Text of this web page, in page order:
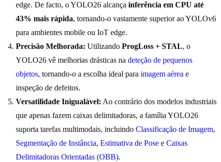
edge. De facto, o YOLO26 alcança inferência em CPU até
43% mais rápida, tornando-o vastamente superior ao YOLOv6
para ambientes mobile ou IoT edge.
Precisão Melhorada: Utilizando ProgLoss + STAL, o
YOLO26 vê melhorias drásticas na deteção de pequenos
objetos, tornando-o a escolha ideal para imagem aérea e
inspeção de defeitos.
Versatilidade Inigualável: Ao contrário dos modelos industriais
que apenas fazem caixas delimitadoras, a família YOLO26
suporta tarefas multimodais, incluindo Classificação de Imagem,
Segmentação de Instância, Estimativa de Pose e Caixas
Delimitadoras Orientadas (OBB).